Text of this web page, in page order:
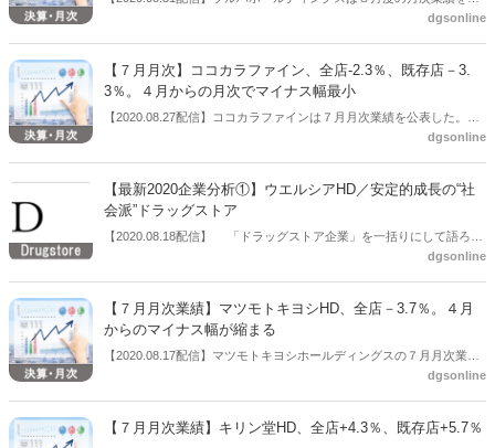
表した。全店売上は+7.4％、うち客数が+4.4％、客単価+2.9％。既存
～８月15日。出退店の状況（直営店のみ）は開店が12、閉店が7、月
末店舗数は2,359店舗となっている。
dgsonline
【７月月次】ココカラファイン、全店-2.3％、既存店－3.
3％。４月からの月次でマイナス幅最小
【2020.08.27配信】ココカラファインは７月月次業績を公表した。全
店-2.3％、既存店は－3.3％と、いずれも４月からの月次でマイナス幅
3.4％、うち客数－3.9％、客単価＋0.5％。調剤薬局売上は＋3.3％。既
存店はドラッグストア売上－3.8％、うち客数－5.5％、客単価＋
1.8％。調剤薬局売上は－0.9％だった。
dgsonline
【最新2020企業分析①】ウエルシアHD／安定的成長の“社
会派”ドラッグストア
【2020.08.18配信】 「ドラッグストア企業」を一括りにして語ろう
とすることには限界がきているかもしれない。それほど、ドラッグス
いる。今回は、ウエルシアホールディングスの業績、戦略を分析す
る。ウエルシアホールディングスを一言で表すならば、「安定的成長
の“社会派”ドラッグストア」だ。ここ３年間は安定的に成長率を達成
している。それを支えるのが、調剤という柱を育ててきたカテゴリー
のバランスの良さであり、「ウエルカフェ」やレジ袋有料化前倒し実
施に象徴される地域貢献活動だ。こうした“社会派”は従業員の求心力
や、今後のM&Aにプラスに働いていくと考えられる。
dgsonline
【７月月次業績】マツモトキヨシHD、全店－3.7％。４月
からのマイナス幅が縮まる
【2020.08.17配信】マツモトキヨシホールディングスの７月月次業績
は、全店－3.7％となり、４月から続いたマイナス幅が縮まっている。
なお、７月月次の既存店は－6.2％、フランチャイズ店が＋9.2％だっ
た。マツモトキヨシ単体の「小売既存店」は－10.5％だった。
dgsonline
【７月月次業績】キリン堂HD、全店+4.3％、既存店+5.7％